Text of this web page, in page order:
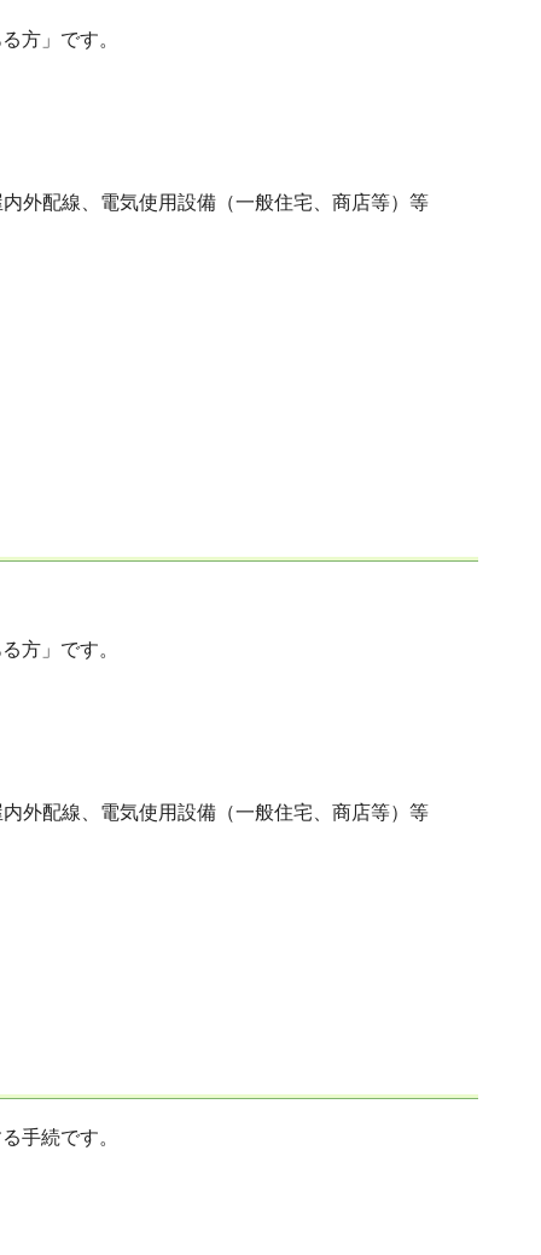
方」です。
外配線、電気使用設備（一般住宅、商店等）等
方」です。
外配線、電気使用設備（一般住宅、商店等）等
手続です。